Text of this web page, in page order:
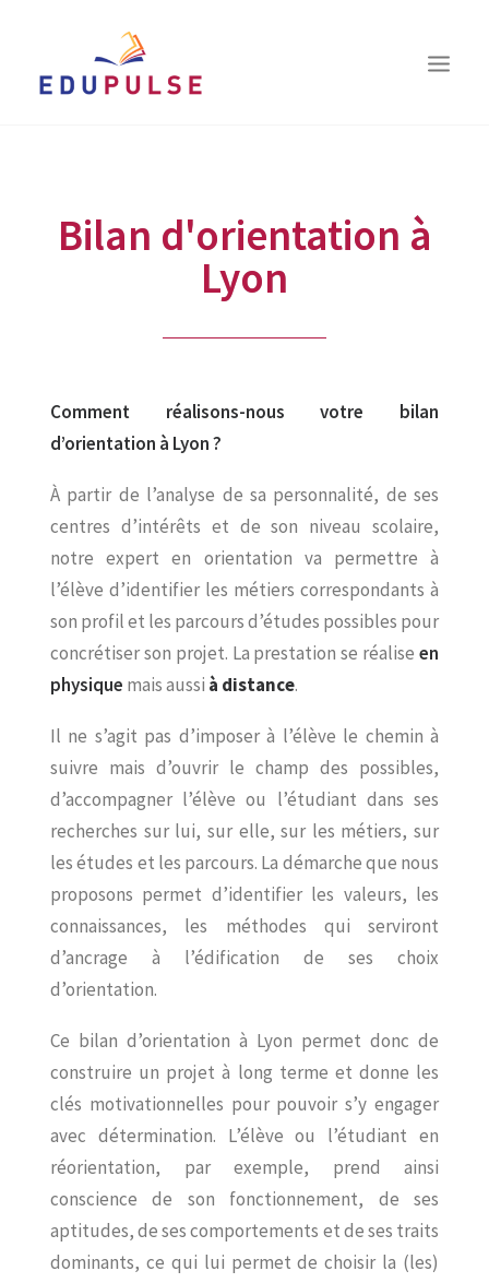
LE BILAN D’ORIENTATION
RECHERCHE
Bilan d'orientation à
Lyon
Comment réalisons-nous votre bilan
d’orientation à Lyon ?
À partir de l’analyse de sa personnalité, de ses
centres d’intérêts et de son niveau scolaire,
notre expert en orientation va permettre à
l’élève d’identifier les métiers correspondants à
son profil et les parcours d’études possibles pour
concrétiser son projet. La prestation se réalise en
physique mais aussi à distance.
Il ne s’agit pas d’imposer à l’élève le chemin à
suivre mais d’ouvrir le champ des possibles,
d’accompagner l’élève ou l’étudiant dans ses
recherches sur lui, sur elle, sur les métiers, sur
les études et les parcours. La démarche que nous
proposons permet d’identifier les valeurs, les
connaissances, les méthodes qui serviront
d’ancrage à l’édification de ses choix
d’orientation.
Ce bilan d’orientation à Lyon permet donc de
construire un projet à long terme et donne les
clés motivationnelles pour pouvoir s’y engager
avec détermination. L’élève ou l’étudiant en
réorientation, par exemple, prend ainsi
conscience de son fonctionnement, de ses
aptitudes, de ses comportements et de ses traits
dominants, ce qui lui permet de choisir la (les)